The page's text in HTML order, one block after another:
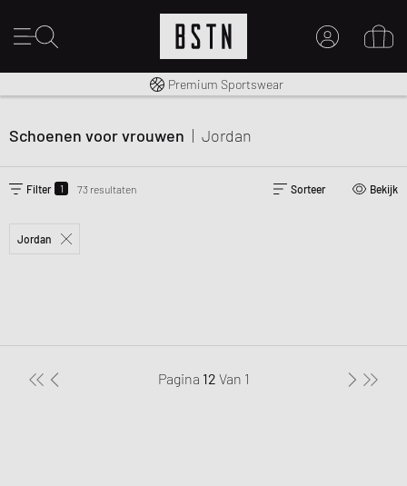
MIJN ACCOUNT
MAAK EEN ACCOUNT AAN
Gratis verzending naar NL vanaf € 100
Premium Sportswear
Schoenen voor vrouwen | Jordan
Filter 1 73 resultaten Sorteer Bekijk
Jordan
Pagina 12 Van 1